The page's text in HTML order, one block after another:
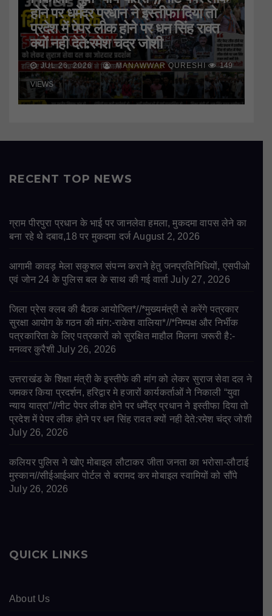
होने पर धर्मेंद्र प्रधान ने इस्तीफा दिया तो
प्रदेश में पेपर लीक होने पर धन सिंह रावत
क्यों नही देते:रमेश चंद्र जोशी
JUL 26, 2026 MANAWWAR QURESHI 149
VIEWS
RECENT TOP NEWS
ग्राम पीरपुरा प्रधान के भाई पर जानलेवा हमला, मुकदमा वापस लेने का
बना रहे थे दबाव,18 पर मुकदमा दर्ज August 2, 2026
आगामी कावड़ मेला सकुशल संपन्न कराने हेतु जनप्रतिनिधियों, एसपीओ
एवं जोन 24 के पुलिस बल के साथ की गई वार्ता July 27, 2026
जिला प्रेस क्लब की बैठक आयोजित*//*मुख्यमंत्री से करेंगे पत्रकार
सुरक्षा आयोग के गठन की मांग:-राकेश वालिया*//*निष्पक्ष और निर्भीक
पत्रकारिता के लिए पत्रकारों को सुरक्षित माहौल मिलना जरूरी है:-
मनव्वर कुरैशी July 26, 2026
उत्तराखंड के शिक्षा मंत्री के इस्तीफे की मांग को लेकर सुराज सेवा दल ने
जमकर किया प्रदर्शन, हरिद्वार मे हजारों कार्यकर्ताओं ने निकाली “युवा
न्याय यात्रा”//नीट पेपर लीक होने पर धर्मेंद्र प्रधान ने इस्तीफा दिया तो
प्रदेश में पेपर लीक होने पर धन सिंह रावत क्यों नही देते:रमेश चंद्र जोशी
July 26, 2026
कलियर पुलिस ने खोए मोबाइल लौटाकर जीता जनता का भरोसा-लौटाई
मुस्कान//सीईआईआर पोर्टल से बरामद कर मोबाइल स्वामियों को सौंपे
July 26, 2026
QUICK LINKS
About Us